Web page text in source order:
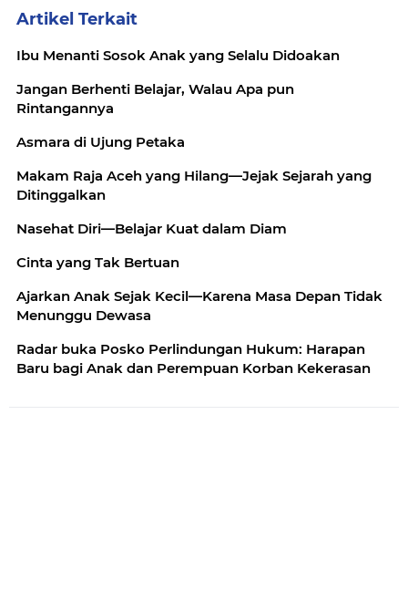
Artikel Terkait
Ibu Menanti Sosok Anak yang Selalu Didoakan
Jangan Berhenti Belajar, Walau Apa pun
Rintangannya
Asmara di Ujung Petaka
Makam Raja Aceh yang Hilang—Jejak Sejarah yang
Ditinggalkan
Nasehat Diri—Belajar Kuat dalam Diam
Cinta yang Tak Bertuan
Ajarkan Anak Sejak Kecil—Karena Masa Depan Tidak
Menunggu Dewasa
Radar buka Posko Perlindungan Hukum: Harapan
Baru bagi Anak dan Perempuan Korban Kekerasan